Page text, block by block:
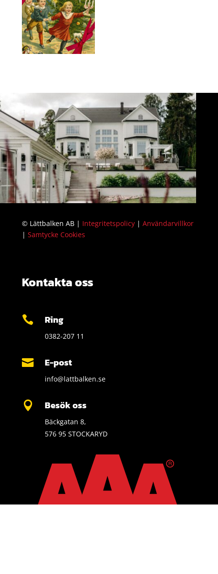
© Lättbalken AB | Integritetspolicy| Användarvillkor
| Samtycke Cookies
Kontakta oss
 Ring
0382-207 11
 E-post
info@lattbalken.se
 Besök oss
Bäckgatan 8,
576 95 STOCKARYD